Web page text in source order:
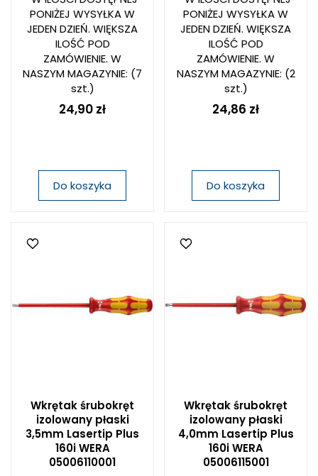
PONIŻEJ WYSYŁKA W
JEDEN DZIEŃ. WIĘKSZA
ILOŚĆ POD
ZAMÓWIENIE. W
NASZYM MAGAZYNIE: (7
szt.)
24,90 zł
Do koszyka
PONIŻEJ WYSYŁKA W
JEDEN DZIEŃ. WIĘKSZA
ILOŚĆ POD
ZAMÓWIENIE. W
NASZYM MAGAZYNIE: (2
szt.)
24,86 zł
Do koszyka
Wkrętak śrubokręt
izolowany płaski
3,5mm Lasertip Plus
160i WERA
05006110001
Wkrętak śrubokręt
izolowany płaski
4,0mm Lasertip Plus
160i WERA
05006115001